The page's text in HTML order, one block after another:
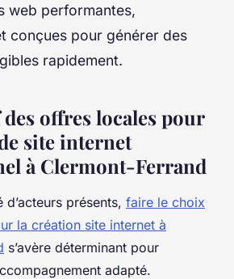
web performantes,
conçues pour générer des
rapidement.
offres locales pour
site internet
à Clermont-Ferrand
présents, faire le choix
la création site internet à
s’avère déterminant pour
adapté.